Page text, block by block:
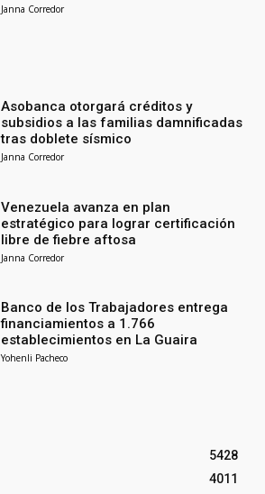
Janna Corredor
Asobanca otorgará créditos y
subsidios a las familias damnificadas
tras doblete sísmico
Janna Corredor
Venezuela avanza en plan
estratégico para lograr certificación
libre de fiebre aftosa
Janna Corredor
Banco de los Trabajadores entrega
financiamientos a 1.766
establecimientos en La Guaira
Yohenli Pacheco
5428
4011